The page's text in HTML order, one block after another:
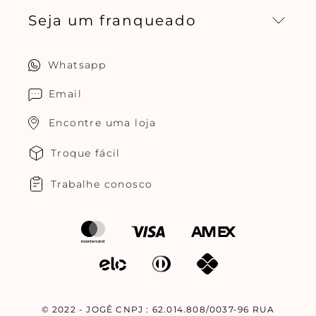
Central de relacionamento
Seja um franqueado
Whatsapp
Email
Encontre uma loja
Troque fácil
Trabalhe conosco
© 2022 - JOGÊ CNPJ : 62.014.808/0037-96 RUA